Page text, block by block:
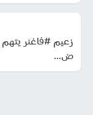
زعيم #فاغنر يتهم
ض...